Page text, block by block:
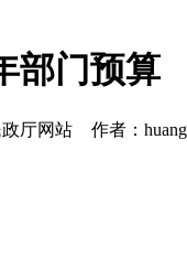
部门预算
厅网站 作者：huang